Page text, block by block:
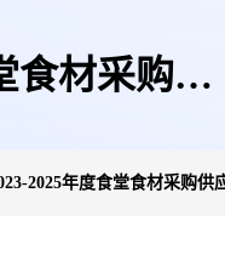
食材采购供
2025年度食堂食材采购供